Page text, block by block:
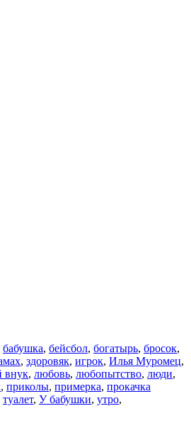
бабушка, бейсбол, богатырь, бросок,
, здоровяк, игрок, Илья Муромец,
внук, любовь, любопытство, люди,
, приколы, примерка, прокачка
туалет, У бабушки, утро,